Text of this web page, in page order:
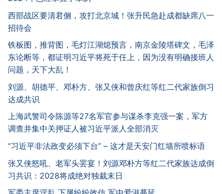
西部战区要清君侧，攻打北京城！张升民急赴成都缺席八一
招待会
铁板图，推背图，毛灯江湖熄预言，南京金陵塔碑文，毛泽
东论断等，都证明习近平将死于任上，因为没有明确接班人
问题，天下大乱！
刘源、胡德平、邓朴方、张又侠和曾庆红等红二代家族倒习
达成共识
上海武警司令陈源等27名军官参与谋杀李克强一案，军方
调查并集中关押证人被习近平派人全部消灭
“习近平非法政变必须下台” – 这才是天安门红墙所喷标语
张又侠怒吼、老军头罢宴！刘源邓朴方等红二代家族达成倒
习共识：2028将成绝对独裁末日